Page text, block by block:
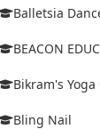
Balletsia
BEACON
Bikram's
Bling Nail